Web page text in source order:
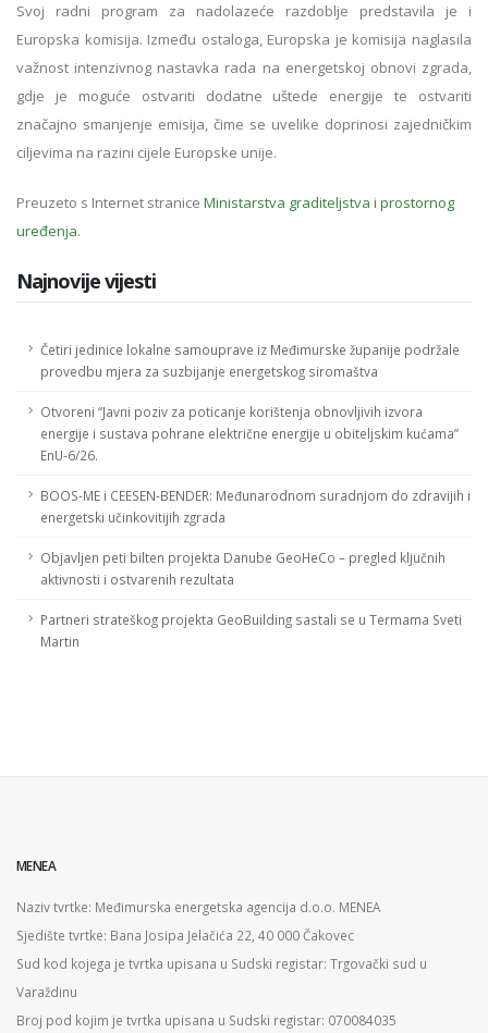
Svoj radni program za nadolazeće razdoblje predstavila je i
Europska komisija. Između ostaloga, Europska je komisija naglasila
važnost intenzivnog nastavka rada na energetskoj obnovi zgrada,
gdje je moguće ostvariti dodatne uštede energije te ostvariti
značajno smanjenje emisija, čime se uvelike doprinosi zajedničkim
ciljevima na razini cijele Europske unije.
Preuzeto s Internet stranice Ministarstva graditeljstva i prostornog
uređenja.
Najnovije vijesti
Četiri jedinice lokalne samouprave iz Međimurske županije podržale
provedbu mjera za suzbijanje energetskog siromaštva
Otvoreni “Javni poziv za poticanje korištenja obnovljivih izvora
energije i sustava pohrane električne energije u obiteljskim kućama”
EnU-6/26.
BOOS-ME i CEESEN-BENDER: Međunarodnom suradnjom do zdravijih i
energetski učinkovitijih zgrada
Objavljen peti bilten projekta Danube GeoHeCo – pregled ključnih
aktivnosti i ostvarenih rezultata
Partneri strateškog projekta GeoBuilding sastali se u Termama Sveti
Martin
MENEA
Naziv tvrtke: Međimurska energetska agencija d.o.o. MENEA
Sjedište tvrtke: Bana Josipa Jelačića 22, 40 000 Čakovec
Sud kod kojega je tvrtka upisana u Sudski registar: Trgovački sud u
Varaždinu
Broj pod kojim je tvrtka upisana u Sudski registar: 070084035